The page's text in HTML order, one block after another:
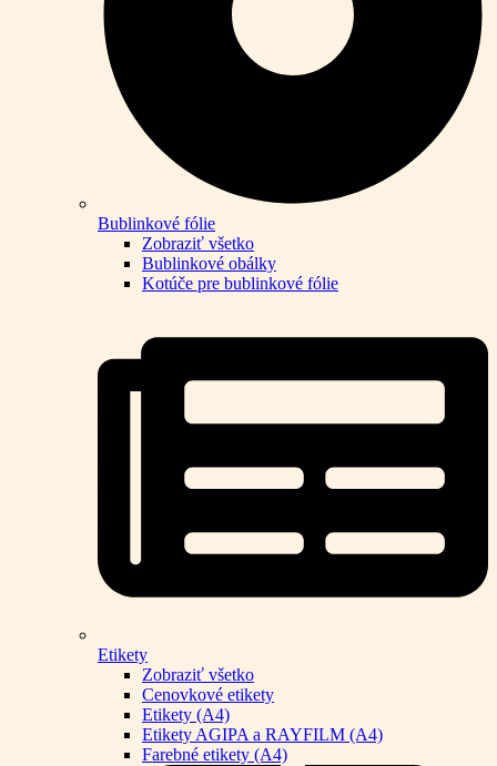
Bublinkové fólie
Zobraziť všetko
Bublinkové obálky
Kotúče pre bublinkové fólie
Etikety
Zobraziť všetko
Cenovkové etikety
Etikety (A4)
Etikety AGIPA a RAYFILM (A4)
Farebné etikety (A4)